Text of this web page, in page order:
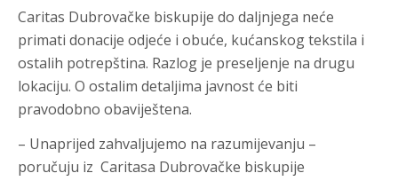
Caritas Dubrovačke biskupije do daljnjega neće
primati donacije odjeće i obuće, kućanskog tekstila i
ostalih potrepština. Razlog je preseljenje na drugu
lokaciju. O ostalim detaljima javnost će biti
pravodobno obaviještena.
– Unaprijed zahvaljujemo na razumijevanju –
poručuju iz Caritasa Dubrovačke biskupije